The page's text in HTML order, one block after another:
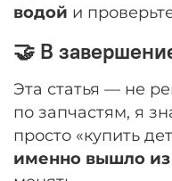
водой и
🤝 В
Эта статья — не
по запчастям, я
просто «купить
именно вышло из